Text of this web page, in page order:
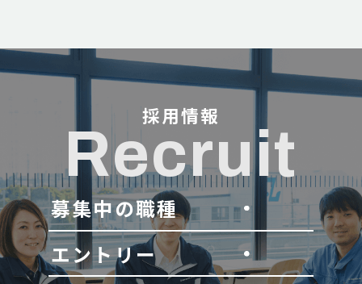
採用情報
Recruit
募集中の職種
エントリー